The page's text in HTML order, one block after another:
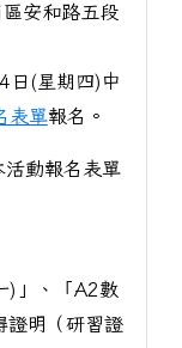
安和路五段
日(星期四)中
表單報名。
活動報名表單
)」、「A2數
證明（研習證